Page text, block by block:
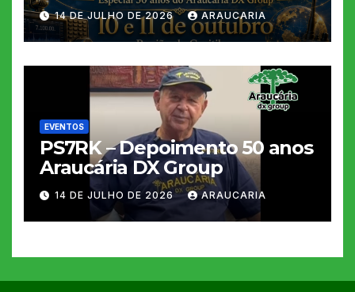
14 DE JULHO DE 2026 ARAUCARIA
EVENTOS
PS7RK – Depoimento 50 anos
Araucária DX Group
14 DE JULHO DE 2026 ARAUCARIA